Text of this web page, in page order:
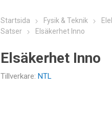
Startsida Fysik & Teknik
Satser
Elsäkerhet Inno
Elsäkerhet Inno
Tillverkare: NTL